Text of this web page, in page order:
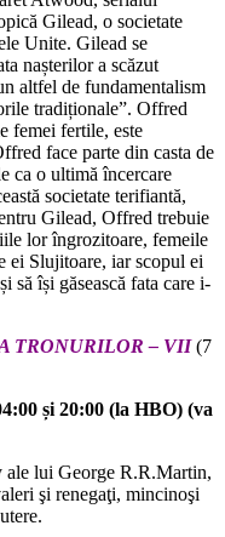
Gilead, o societate
Unite. Gilead se
nașterilor a scăzut
altfel de fundamentalism
tradiționale”. Offred
femei fertile, este
face parte din casta de
ca o ultimă încercare
societate terifiantă,
Gilead, Offred trebuie
lor îngrozitoare, femeile
ei Slujitoare, iar scopul ei
să își găsească fata care i-
TRONURILOR – VII(7
și 20:00 (la HBO) (va
ale lui George R.R.Martin,
şi renegaţi, mincinoşi